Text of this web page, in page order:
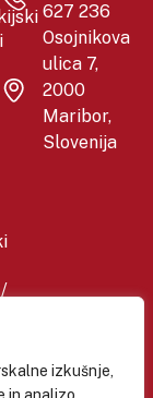
izkušnje,
627 236
Osojnikova
ulica 7,
2000
Maribor,
Slovenija